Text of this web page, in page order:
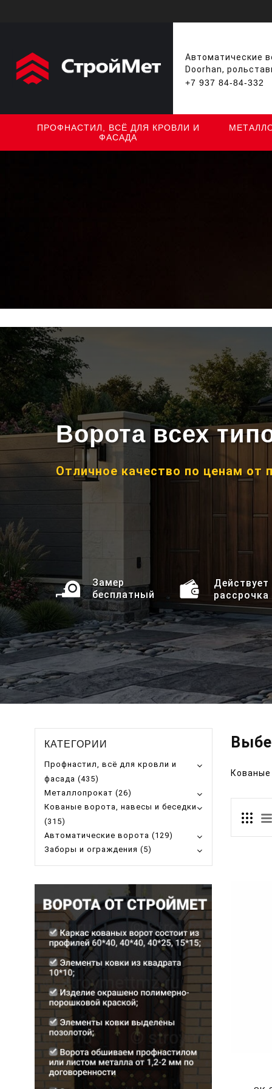
Автоматические
Doorhan,
+7 937 84-84-332
ПРОФНАСТИЛ, ВСЁ ДЛЯ КРОВЛИ И
ФАСАДА
Замер
бесплатный
Действует
рассрочка
Ворота всех
Отличное качество по ценам от
КАТЕГОРИИ
Профнастил, всё для кровли и
фасада (435)
Металлопрокат (26)
Кованые ворота, навесы и беседки
(315)
Автоматические ворота (129)
Заборы и ограждения (5)